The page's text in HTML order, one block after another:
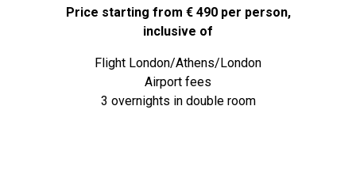
Price starting from € 490 per person,
inclusive of
Flight London/Athens/London
Airport fees
3 overnights in double room